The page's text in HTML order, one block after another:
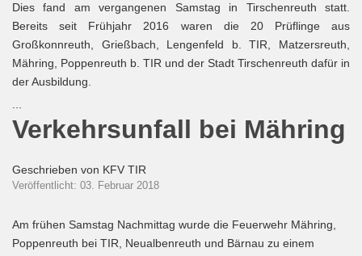
Dies fand am vergangenen Samstag in Tirschenreuth statt.
Bereits seit Frühjahr 2016 waren die 20 Prüflinge aus
Großkonnreuth, Grießbach, Lengenfeld b. TIR, Matzersreuth,
Mähring, Poppenreuth b. TIR und der Stadt Tirschenreuth dafür in
der Ausbildung.
Verkehrsunfall bei Mähring
Geschrieben von KFV TIR
Veröffentlicht: 03. Februar 2018
Am frühen Samstag Nachmittag wurde die Feuerwehr Mähring,
Poppenreuth bei TIR, Neualbenreuth und Bärnau zu einem